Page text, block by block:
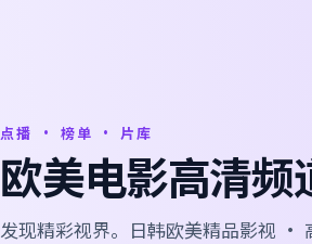
点播 · 榜单 · 片库
欧美电影高清频
发现精彩视界。日韩欧美精品影视 ·